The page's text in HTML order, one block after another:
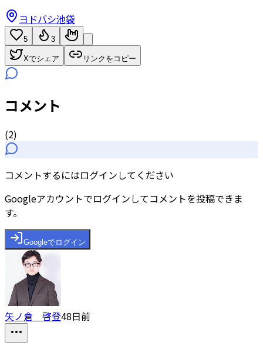
ヨドバシ池袋
5 3
Xでシェア リンクをコピー
コメント
(2)
コメントするにはログインしてください
Googleアカウントでログインしてコメントを投稿できま
す。
Googleでログイン
矢ノ倉 啓登48日前